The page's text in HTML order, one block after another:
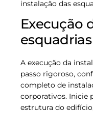
instalação das
Execução
esquadrias
A execução da
passo rigoroso,
completo de
corporativos. Inicie
estrutura do